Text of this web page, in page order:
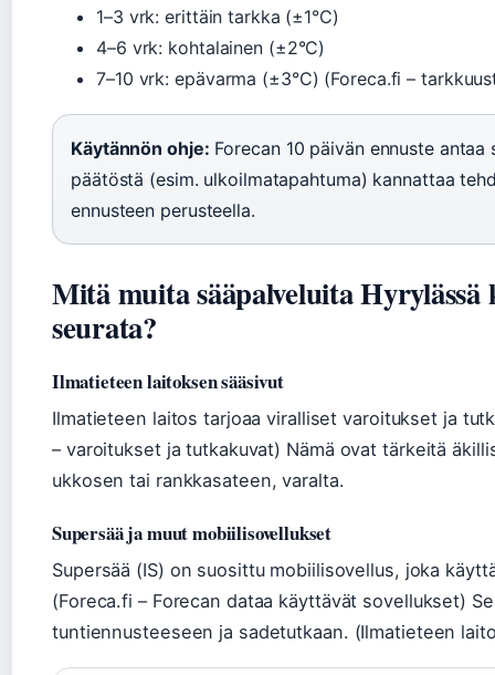
1–3 vrk: erittäin tarkka (±1°C)
4–6 vrk: kohtalainen (±2°C)
7–10 vrk: epävarma (±3°C) (Foreca.fi –
Käytännön ohje: Forecan 10 päivän ennuste
päätöstä (esim. ulkoilmatapahtuma) kannattaa
ennusteen perusteella.
Mitä muita sääpalveluita Hyrylässä
seurata?
Ilmatieteen laitoksen sääsivut
Ilmatieteen laitos tarjoaa viralliset varoitukset ja
– varoitukset ja tutkakuvat) Nämä ovat tärkeitä
ukkosen tai rankkasateen, varalta.
Supersää ja muut mobiilisovellukset
Supersää (IS) on suosittu mobiilisovellus, joka
(Foreca.fi – Forecan dataa käyttävät sovellukset)
tuntiennusteeseen ja sadetutkaan. (Ilmatieteen